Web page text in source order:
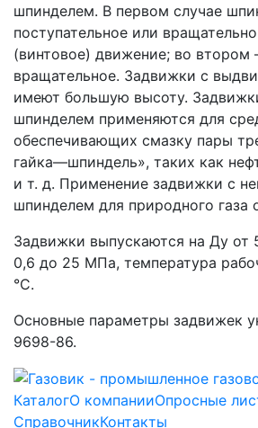
шпинделем. В первом случае
поступательное или
(винтовое) движение; во втором
вращательное. Задвижки с
имеют большую высоту.
шпинделем применяются для
обеспечивающих смазку пары
гайка—шпиндель», таких как
и т. д. Применение задвижки с
шпинделем для природного газа
Задвижки выпускаются на Ду от
0,6 до 25 МПа, температура
°С.
Основные параметры задвижек
9698-86.
КаталогО компанииОпросные
СправочникКонтакты